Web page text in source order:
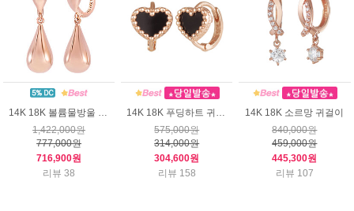
14K 18K 볼륨물방울 귀걸이
1,422,000원
777,000원
716,900원
리뷰 38
14K 18K 푸딩하트 귀걸이
575,000원
314,000원
304,600원
리뷰 158
14K 18K 소르망 귀걸이
840,000원
459,000원
445,300원
리뷰 107